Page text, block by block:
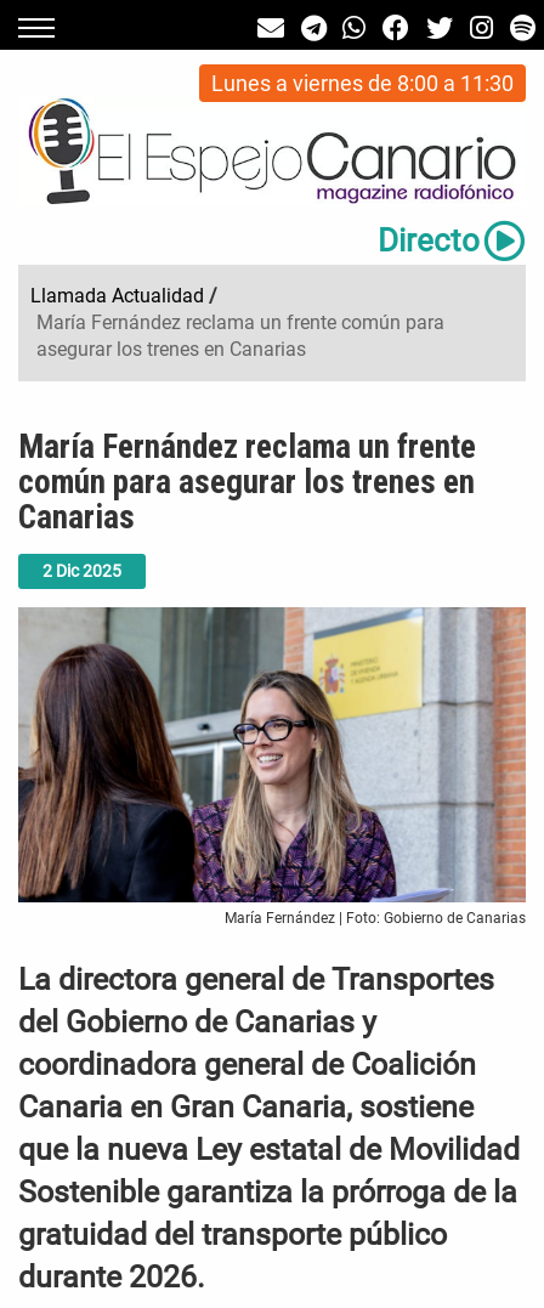
Lunes a viernes de 8:00 a 11:30
Directo
Llamada Actualidad /
María Fernández reclama un frente común para
asegurar los trenes en Canarias
2 Dic2025
María Fernández reclama un frente
común para asegurar los trenes en
Canarias
María Fernández | Foto: Gobierno de Canarias
La directora general de Transportes
del Gobierno de Canarias y
coordinadora general de Coalición
Canaria en Gran Canaria, sostiene
que la nueva Ley estatal de Movilidad
Sostenible garantiza la prórroga de la
gratuidad del transporte público
durante 2026.